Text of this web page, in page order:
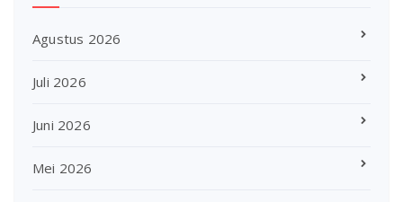
Agustus 2026
Juli 2026
Juni 2026
Mei 2026